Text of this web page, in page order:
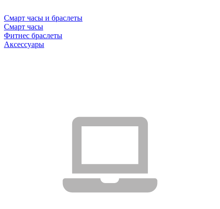
Смарт часы и браслеты
Смарт часы
Фитнес браслеты
Аксессуары